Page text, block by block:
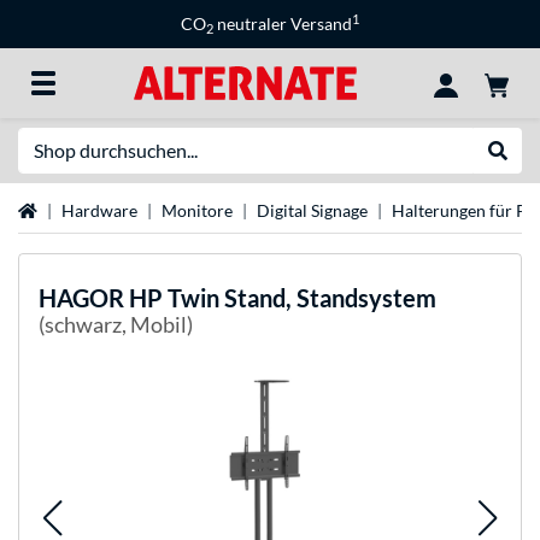
CO2 neutraler Versand1
StartseiteHardware Monitore Digital Signage Halterungen für
HAGOR HP Twin Stand, Standsystem
(schwarz, Mobil)